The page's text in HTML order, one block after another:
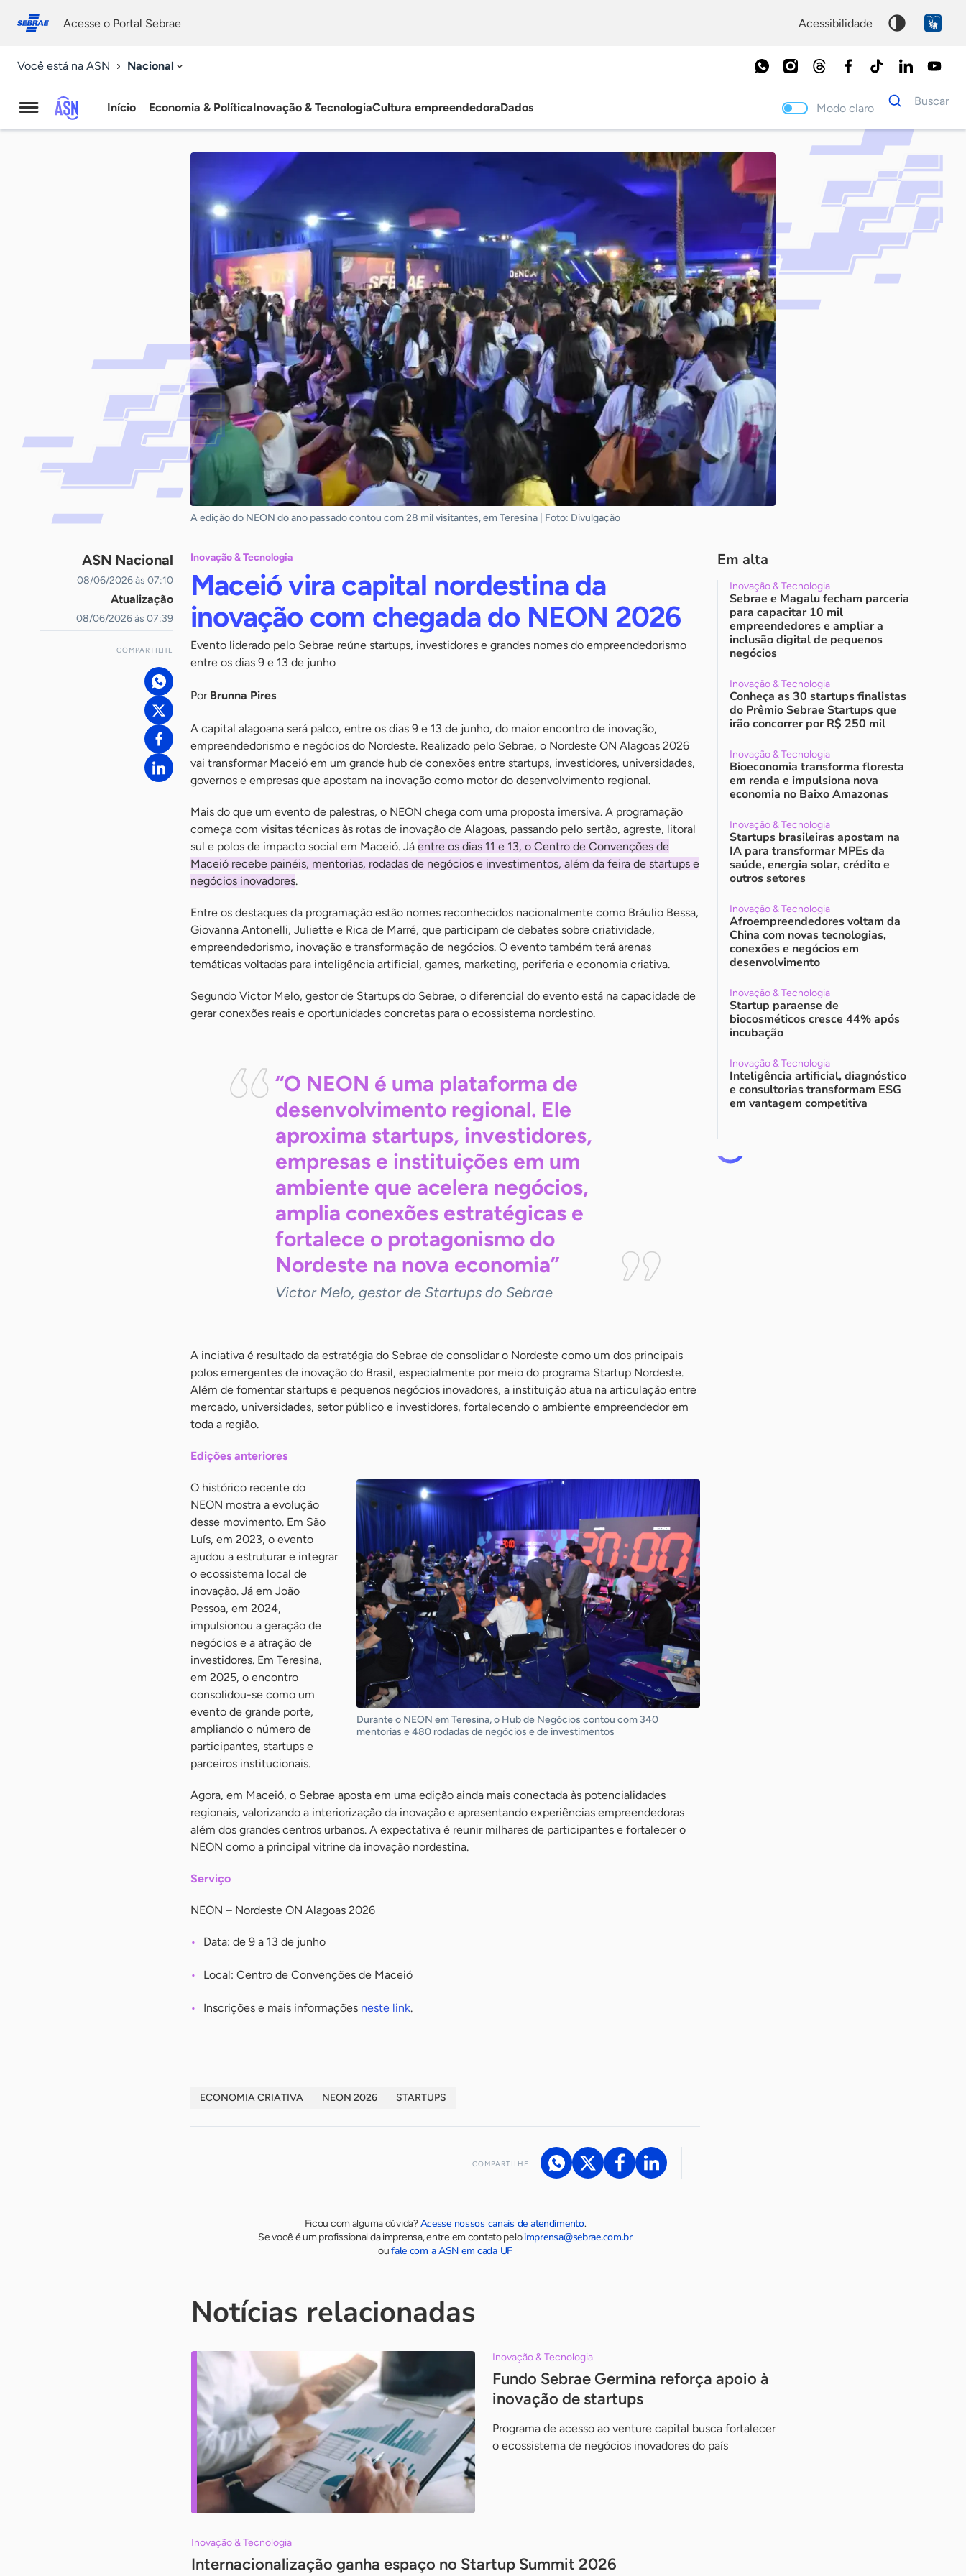
conosco
Acesse o Portal Sebrae acessibilidade
Você está na ASN Nacional
Agência
Início Economia & PolíticaInovação & TecnologiaCultura empreendedoraDados Modo claro
Dados
para
Buscar
Palavra
chave
A edição do NEON do ano passado contou com 28 mil visitantes, em Teresina | Foto: Divulgação
ASN Nacional
08/06/2026 às 07:10
Atualização
08/06/2026 às 07:39
COMPARTILHE
Inovação & Tecnologia
Maceió vira capital nordestina da
inovação com chegada do NEON 2026
Evento liderado pelo Sebrae reúne startups, investidores e grandes nomes do empreendedorismo
entre os dias 9 e 13 de junho
Por Brunna Pires
A capital alagoana será palco, entre os dias 9 e 13 de junho, do maior encontro de inovação,
empreendedorismo e negócios do Nordeste. Realizado pelo Sebrae, o Nordeste ON Alagoas 2026
vai transformar Maceió em um grande hub de conexões entre startups, investidores, universidades,
governos e empresas que apostam na inovação como motor do desenvolvimento regional.
Mais do que um evento de palestras, o NEON chega com uma proposta imersiva. A programação
começa com visitas técnicas às rotas de inovação de Alagoas, passando pelo sertão, agreste, litoral
sul e polos de impacto social em Maceió. Já entre os dias 11 e 13, o Centro de Convenções de
Maceió recebe painéis, mentorias, rodadas de negócios e investimentos, além da feira de startups e
negócios inovadores.
Entre os destaques da programação estão nomes reconhecidos nacionalmente como Bráulio Bessa,
Giovanna Antonelli, Juliette e Rica de Marré, que participam de debates sobre criatividade,
empreendedorismo, inovação e transformação de negócios. O evento também terá arenas
temáticas voltadas para inteligência artificial, games, marketing, periferia e economia criativa.
Segundo Victor Melo, gestor de Startups do Sebrae, o diferencial do evento está na capacidade de
gerar conexões reais e oportunidades concretas para o ecossistema nordestino.
“O NEON é uma plataforma de
desenvolvimento regional. Ele
aproxima startups, investidores,
empresas e instituições em um
ambiente que acelera negócios,
amplia conexões estratégicas e
fortalece o protagonismo do
Nordeste na nova economia”
Victor Melo, gestor de Startups do Sebrae
A inciativa é resultado da estratégia do Sebrae de consolidar o Nordeste como um dos principais
polos emergentes de inovação do Brasil, especialmente por meio do programa Startup Nordeste.
Além de fomentar startups e pequenos negócios inovadores, a instituição atua na articulação entre
mercado, universidades, setor público e investidores, fortalecendo o ambiente empreendedor em
toda a região.
Edições anteriores
Durante o NEON em Teresina, o Hub de Negócios contou com 340
mentorias e 480 rodadas de negócios e de investimentos
O histórico recente do
NEON mostra a evolução
desse movimento. Em São
Luís, em 2023, o evento
ajudou a estruturar e integrar
o ecossistema local de
inovação. Já em João
Pessoa, em 2024,
impulsionou a geração de
negócios e a atração de
investidores. Em Teresina,
em 2025, o encontro
consolidou-se como um
evento de grande porte,
ampliando o número de
participantes, startups e
parceiros institucionais.
Agora, em Maceió, o Sebrae aposta em uma edição ainda mais conectada às potencialidades
regionais, valorizando a interiorização da inovação e apresentando experiências empreendedoras
além dos grandes centros urbanos. A expectativa é reunir milhares de participantes e fortalecer o
NEON como a principal vitrine da inovação nordestina.
Serviço
NEON – Nordeste ON Alagoas 2026
Data: de 9 a 13 de junho
Local: Centro de Convenções de Maceió
Inscrições e mais informações neste link.
ECONOMIA CRIATIVA NEON 2026 STARTUPS
COMPARTILHE
Ficou com alguma dúvida?Acesse nossos canais de atendimento.
Se você é um profissional da imprensa, entre em contato peloimprensa@sebrae.com.br
oufale com a ASN em cada UF
Em alta
Inovação & Tecnologia
Sebrae e Magalu fecham parceria
para capacitar 10 mil
empreendedores e ampliar a
inclusão digital de pequenos
negócios
Inovação & Tecnologia
Conheça as 30 startups finalistas
do Prêmio Sebrae Startups que
irão concorrer por R$ 250 mil
Inovação & Tecnologia
Bioeconomia transforma floresta
em renda e impulsiona nova
economia no Baixo Amazonas
Inovação & Tecnologia
Startups brasileiras apostam na
IA para transformar MPEs da
saúde, energia solar, crédito e
outros setores
Inovação & Tecnologia
Afroempreendedores voltam da
China com novas tecnologias,
conexões e negócios em
desenvolvimento
Inovação & Tecnologia
Startup paraense de
biocosméticos cresce 44% após
incubação
Inovação & Tecnologia
Inteligência artificial, diagnóstico
e consultorias transformam ESG
em vantagem competitiva
Notícias relacionadas
Inovação & Tecnologia
Fundo Sebrae Germina reforça apoio à
inovação de startups
Programa de acesso ao venture capital busca fortalecer
o ecossistema de negócios inovadores do país
Inovação & Tecnologia
Internacionalização ganha espaço no Startup Summit 2026